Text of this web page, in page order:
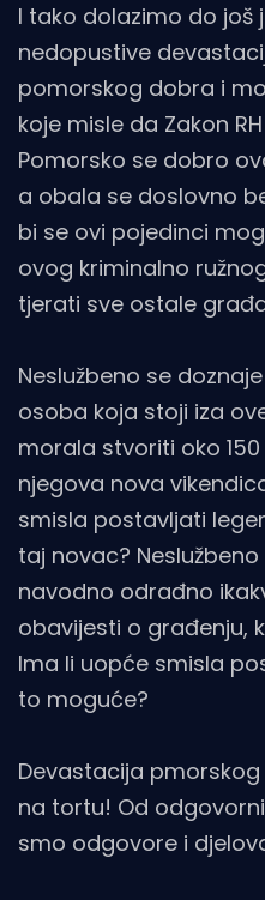
I tako dolazimo do još
nedopustive
pomorskog dobra i
koje misle da Zakon
Pomorsko se dobro
a obala se doslovno
bi se ovi pojedinci
ovog kriminalno
tjerati sve ostale
Neslužbeno se
osoba koja stoji iza
morala stvoriti oko
njegova nova
smisla postavljati
taj novac?
navodno odrađno
obavijesti o građenju,
Ima li uopće smisla
to moguće?
Devastacija
na tortu! Od
smo odgovore i